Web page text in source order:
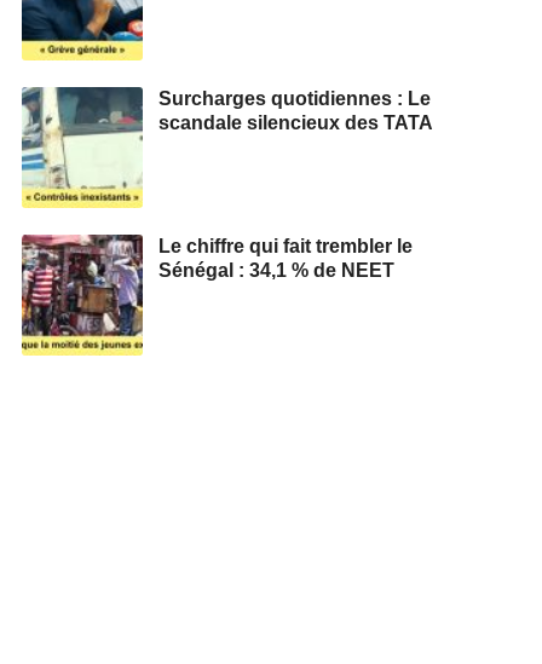
Surcharges quotidiennes : Le
scandale silencieux des TATA
Le chiffre qui fait trembler le
Sénégal : 34,1 % de NEET